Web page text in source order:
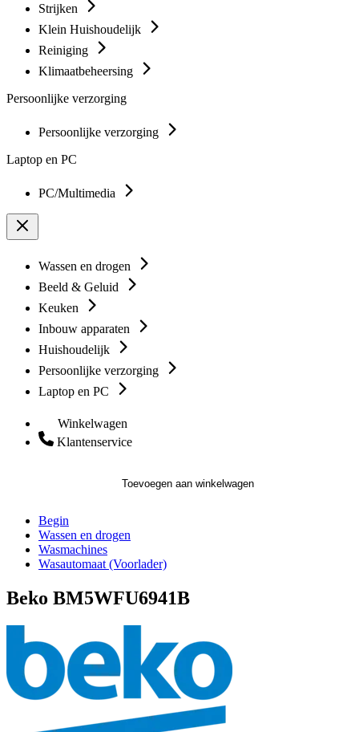
Strijken
Klein Huishoudelijk
Reiniging
Klimaatbeheersing
Persoonlijke verzorging
Persoonlijke verzorging
Laptop en PC
PC/Multimedia
Wassen en drogen
Beeld & Geluid
Keuken
Inbouw apparaten
Huishoudelijk
Persoonlijke verzorging
Laptop en PC
Winkelwagen
Klantenservice
Toevoegen aan winkelwagen
Begin
Wassen en drogen
Wasmachines
Wasautomaat (Voorlader)
Beko BM5WFU6941B